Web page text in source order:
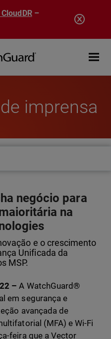
–
Open
imprensa
negócio para
na
e o crescimento
Unificada da
MSP.
– A WatchGuard®
em segurança e
avançada de
(MFA) e Wi-Fi
feira que a Vector